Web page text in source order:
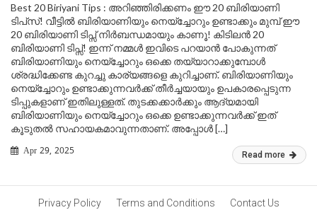
Best 20 Biriyani Tips : അറിഞ്ഞിരിക്കണം ഈ 20 ബിരിയാണി
ടിപ്‌സ്! വീട്ടിൽ ബിരിയാണിയും നെയ്‌ച്ചോറും ഉണ്ടാക്കും മുമ്പ് ഈ
20 ബിരിയാണി ടിപ്സ് നിർബന്ധമായും കാണൂ! കിടിലൻ 20
ബിരിയാണി ടിപ്സ്! ഇന്ന് നമ്മൾ ഇവിടെ പറയാൻ പോകുന്നത്
ബിരിയാണിയും നെയ്‌ച്ചോറും ഒക്കെ തയ്യാറാക്കുമ്പോൾ
ശ്രദ്ധിക്കേണ്ട കുറച്ചു കാര്യങ്ങളെ കുറിച്ചാണ്. ബിരിയാണിയും
നെയ്‌ച്ചോറും ഉണ്ടാക്കുന്നവർക്ക് തീർച്ചയായും ഉപകാരപ്പെടുന്ന
ടിപ്പുകളാണ് ഇതിലുള്ളത്. തുടക്കക്കാർക്കും ആദ്യമായി
ബിരിയാണിയും നെയ്‌ച്ചോറും ഒക്കെ ഉണ്ടാക്കുന്നവർക്ക് ഇത്
കൂടുതൽ സഹായകമാവുന്നതാണ്. അപ്പോൾ […]
Apr 29, 2025 Read more
Privacy Policy Terms and Conditions Contact Us